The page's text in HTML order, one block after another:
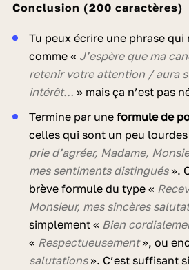
Conclusion (200 caractères)
Tu peux écrire une phrase
comme « J’espère que ma
retenir votre attention / aura
intérêt… » mais ça n’est pas
Termine par une formule de
celles qui sont un peu
prie d’agréer, Madame,
mes sentiments distingués ».
brève formule du type «
Monsieur, mes sincères
simplement « Bien
« Respectueusement», ou
salutations ». C’est suffisant